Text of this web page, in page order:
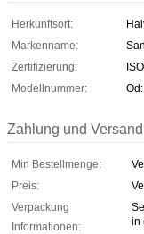
Herkunftsort:
Markenname:
Zertifizierung:
Modellnummer:
Zahlung und
Min Bestellmenge:
Preis:
Verpackung
Informationen:
in